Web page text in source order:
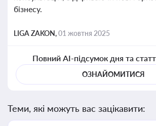
бізнесу.
LIGA ZAKON,01 жовтня 2025
Повний AI-підсумок дня та
ОЗНАЙОМИТИСЯ
Теми, які можуть вас зацікавити: